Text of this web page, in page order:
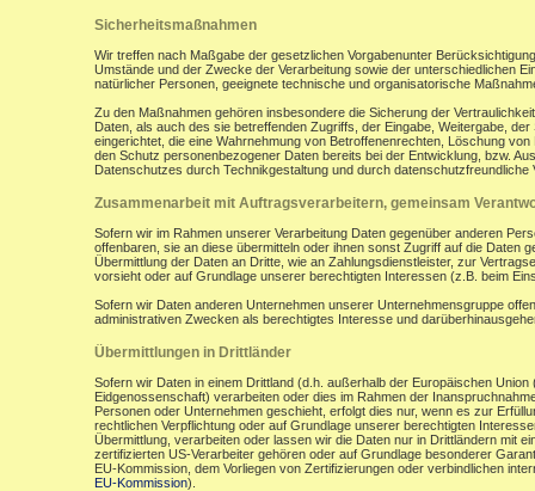
Sicherheitsmaßnahmen
Wir treffen nach Maßgabe der gesetzlichen Vorgabenunter
Umstände und der Zwecke der Verarbeitung sowie der unterschiedlichen
natürlicher Personen, geeignete technische und organisatorische
Zu den Maßnahmen gehören insbesondere die Sicherung der
Daten, als auch des sie betreffenden Zugriffs, der Eingabe, Weitergabe,
eingerichtet, die eine Wahrnehmung von Betroffenenrechten, Löschung
den Schutz personenbezogener Daten bereits bei der Entwicklung, bzw.
Datenschutzes durch Technikgestaltung und durch datenschutzfreundliche
Zusammenarbeit mit Auftragsverarbeitern, gemeinsam
Sofern wir im Rahmen unserer Verarbeitung Daten gegenüber anderen
offenbaren, sie an diese übermitteln oder ihnen sonst Zugriff auf die Daten
Übermittlung der Daten an Dritte, wie an Zahlungsdienstleister, zur
vorsieht oder auf Grundlage unserer berechtigten Interessen (z.B. beim
Sofern wir Daten anderen Unternehmen unserer Unternehmensgruppe
administrativen Zwecken als berechtigtes Interesse und
Übermittlungen in Drittländer
Sofern wir Daten in einem Drittland (d.h. außerhalb der Europäischen
Eidgenossenschaft) verarbeiten oder dies im Rahmen der
Personen oder Unternehmen geschieht, erfolgt dies nur, wenn es zur
rechtlichen Verpflichtung oder auf Grundlage unserer berechtigten
Übermittlung, verarbeiten oder lassen wir die Daten nur in Drittländern mit
zertifizierten US-Verarbeiter gehören oder auf Grundlage besonderer
EU-Kommission, dem Vorliegen von Zertifizierungen oder verbindlichen
EU-Kommission).